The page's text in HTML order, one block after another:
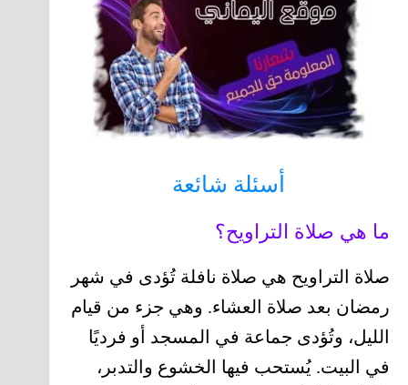
أسئلة شائعة
ما هي صلاة التراويح؟
صلاة التراويح هي صلاة نافلة تُؤدى في شهر
رمضان بعد صلاة العشاء. وهي جزء من قيام
الليل، وتُؤدى جماعة في المسجد أو فرديًا
في البيت. يُستحب فيها الخشوع والتدبر،